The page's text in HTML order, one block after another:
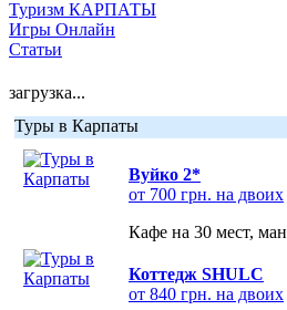
Туризм КАРПАТЫ
Игры Онлайн
Статьи
загрузка...
Туры в Карпаты
Вуйко 2*
от 700 грн. на двоих
Кафе на 30 мест,
Коттедж SHULC
от 840 грн. на двоих